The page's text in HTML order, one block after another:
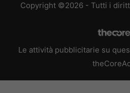
Copyright ©2026 - Tutti i
Le attività pubblicitarie su